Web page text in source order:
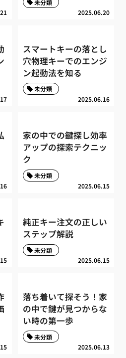
2025.06.20
未分類
スマートキーの落とし
穴物理キーでのエンジ
ン起動法を知る
2025.06.16
未分類
家の中での鍵探し効率
アップの探索テクニッ
ク
2025.06.15
未分類
純正キー注文の正しい
ステップ解説
2025.06.15
未分類
落ち着いて探そう！家
の中で鍵が見つからな
い時の第一歩
2025.06.13
未分類